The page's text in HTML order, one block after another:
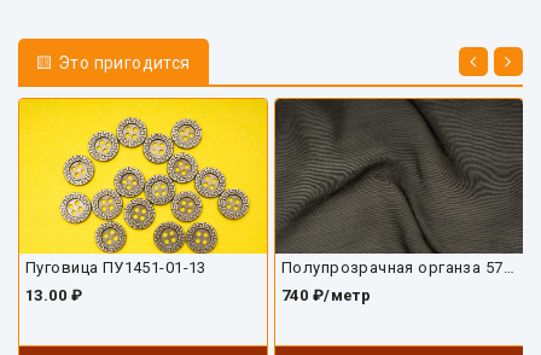
🟨 Это пригодится
Пуговица ПУ1451-01-13
13.00 ₽
Полупрозрачная органза 5772БП
740 ₽/метр